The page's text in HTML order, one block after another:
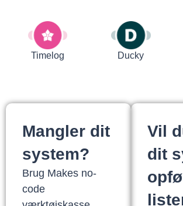
Timelog Ducky
Mangler dit
system?
Brug Makes no-
code
Vil
dit